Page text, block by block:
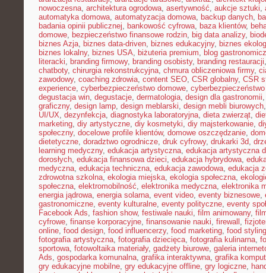
nowoczesna, architektura ogrodowa, asertywność, aukcje sztuki,
automatyka domowa, automatyzacja domowa, backup danych,
badania opinii publicznej, bankowość cyfrowa, baza klientów,
domowe, bezpieczeństwo finansowe rodzin, big data analizy,
biznes Azja, biznes data-driven, biznes edukacyjny, biznes
biznes lokalny, biznes USA, biżuteria premium, blog
literacki, branding firmowy, branding osobisty, branding restauracji
chatboty, chirurgia rekonstrukcyjna, chmura obliczeniowa firmy,
zawodowy, coaching zdrowia, content SEO, CSR globalny, CSR
experience, cyberbezpieczeństwo domowe,
degustacja win, degustacje, dermatologia, design dla gastronomii
graficzny, design lamp, design meblarski, design mebli biurowych
UI/UX, dezynfekcja, diagnostyka laboratoryjna, dieta zwierząt,
marketing, diy artystyczne, diy kosmetyki, diy majsterkowanie,
społeczny, docelowe profile klientów, domowe oszczędzanie,
dietetyczne, doradztwo ogrodnicze, druk cyfrowy, drukarki 3d,
learning medyczny, edukacja artystyczna, edukacja artystyczna
dorosłych, edukacja finansowa dzieci, edukacja hybrydowa,
medyczna, edukacja techniczna, edukacja zawodowa, edukacja
zdrowotna szkolna, ekologia miejska, ekologia społeczna,
społeczna, elektromobilność, elektronika medyczna, elektronika
energia jądrowa, energia solarna, event video, eventy biznesowe,
gastronomiczne, eventy kulturalne, eventy polityczne, eventy
Facebook Ads, fashion show, festiwale nauki, film animowany,
cyfrowe, finanse korporacyjne, finansowanie nauki, firewall ,
online, food design, food influencerzy, food marketing, food styling
fotografia artystyczna, fotografia dziecięca, fotografia kulinarna,
sportowa, fotowoltaika materiały, gadżety biurowe, galeria
Ads, gospodarka komunalna, grafika interaktywna, grafika
gry edukacyjne mobilne, gry edukacyjne offline, gry logiczne,